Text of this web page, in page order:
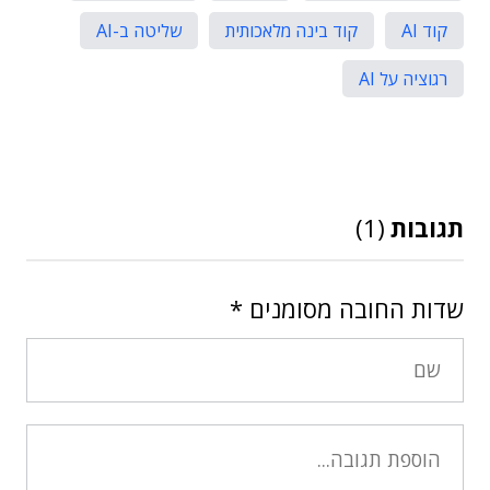
קוד AI קוד בינה מלאכותית
שליטה ב-AI
רגוציה על AI
תגובות (1)
שדות החובה מסומנים *